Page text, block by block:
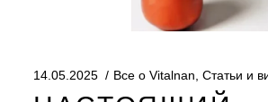
14.05.2025 Все о Vitalnan, Статьи и